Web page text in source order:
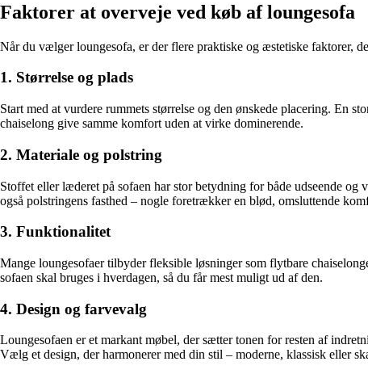
Faktorer at overveje ved køb af loungesofa
Når du vælger loungesofa, er der flere praktiske og æstetiske faktorer,
1. Størrelse og plads
Start med at vurdere rummets størrelse og den ønskede placering. En
chaiselong give samme komfort uden at virke dominerende.
2. Materiale og polstring
Stoffet eller læderet på sofaen har stor betydning for både udseende
også polstringens fasthed – nogle foretrækker en blød, omsluttende
3. Funktionalitet
Mange loungesofaer tilbyder fleksible løsninger som flytbare
sofaen skal bruges i hverdagen, så du får mest muligt ud af den.
4. Design og farvevalg
Loungesofaen er et markant møbel, der sætter tonen for resten af
Vælg et design, der harmonerer med din stil – moderne, klassisk eller